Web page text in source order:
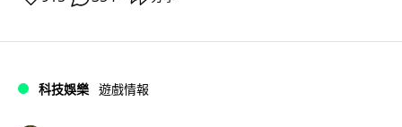
科技娛樂 遊戲情報